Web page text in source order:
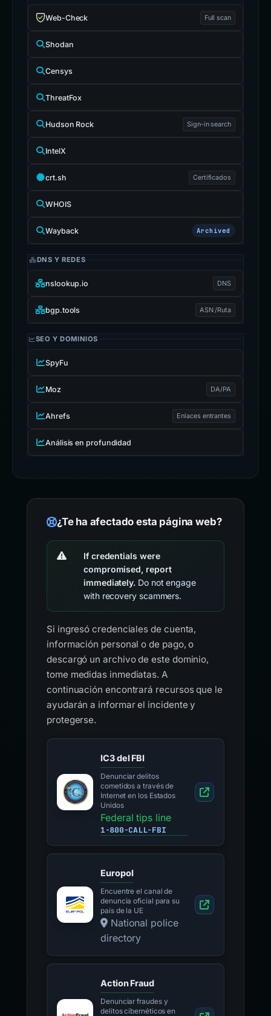
Web-Check Full scan
Shodan
Censys
ThreatFox
Hudson Rock Sign-in search
IntelX
crt.sh Certificados
WHOIS
Wayback Archived
DNS Y REDES
nslookup.io DNS
bgp.tools ASN /Ruta
SEO Y DOMINIOS
SpyFu
Moz DA/PA
Ahrefs Enlaces entrantes
Análisis en profundidad
¿Te ha afectado esta página web?
If credentials were
compromised, report
immediately. Do not engage
with recovery scammers.
Si ingresó credenciales de cuenta,
información personal o de pago, o
descargó un archivo de este dominio,
tome medidas inmediatas. A
continuación encontrará recursos que le
ayudarán a informar el incidente y
protegerse.
IC3 del FBI
Denunciar delitos
cometidos a través de
Internet en los Estados
Unidos
Federal tips line
1-800-CALL-FBI
Europol
Encuentre el canal de
denuncia oficial para su
país de la UE
National police
directory
Action Fraud
Denunciar fraudes y
delitos cibernéticos en